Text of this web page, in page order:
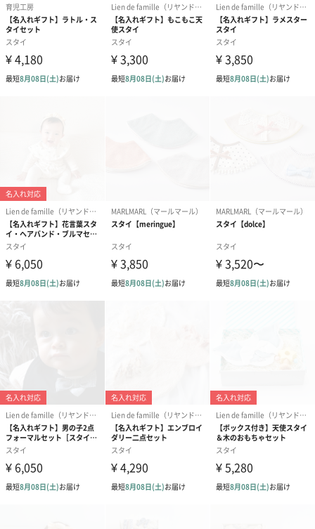
パッケージにお入れしてお届けするので、そのままギフトとして
相手の方にお渡しいただけます。また、エプロンをご使用後、汚
れた後もパッケージにしまうことができるので、持ち運びにも便
利です。
この２つの言葉を合わせたブランド名には、すべての赤ちゃんが
幸せに育ちますように、という想いが込められています。
大切な赤ちゃんへの「おめでとう」の想いを一緒にお伝えした
い、そんな気持ちを商品に込めました。
身長：70-90cm
体重：9-14kg
■外装サイズ
幅29cmX縦20cmX高さ1cm
対象年齢
6ヶ月-3歳
お手入れ方法
エプロンには撥水生地を使用していますが、食べこぼ